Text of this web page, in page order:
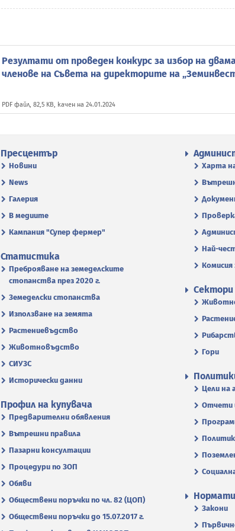
Резултати от проведен конкурс за избор на
членове на Съвета на директорите на
PDF файл, 82,5 KB, качен на 24.01.2024
Пресцентър
Новини
News
Галерия
В медиите
Кампания "Супер фермер"
Харта
Най-
Комисия
Статистика
Преброяване на земеделските
стопанства през 2020 г.
Земеделски стопанства
Използване на земята
Растениевъдство
Животновъдство
СИУЗС
Исторически данни
Сектори
Гори
Цели на
Отчети
Профил на купувача
Предварителни обявления
Вътрешни правила
Пазарни консултации
Процедури по ЗОП
Обяви
Обществени поръчки по чл. 82 (ЦОП)
Обществени поръчки до 15.07.2017 г.
Закони